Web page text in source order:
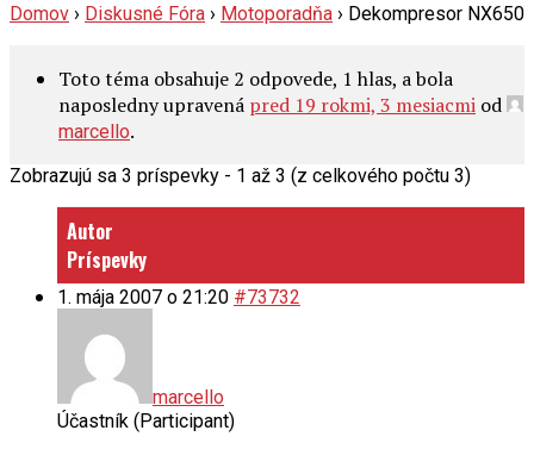
Domov › Diskusné Fóra › Motoporadňa › Dekompresor NX650
Toto téma obsahuje 2 odpovede, 1 hlas, a bola
naposledny upravená pred 19 rokmi, 3 mesiacmi od
marcello.
Zobrazujú sa 3 príspevky - 1 až 3 (z celkového počtu 3)
Autor
Príspevky
1. mája 2007 o 21:20 #73732
marcello
Účastník (Participant)